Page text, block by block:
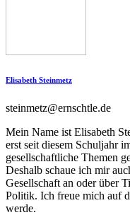
Elisabeth Steinmetz
steinmetz@ernschtle.de
Mein Name ist Elisabeth
erst seit diesem Schuljahr
gesellschaftliche Themen
Deshalb schaue ich mir
Gesellschaft an oder über
Politik. Ich freue mich auf
werde.